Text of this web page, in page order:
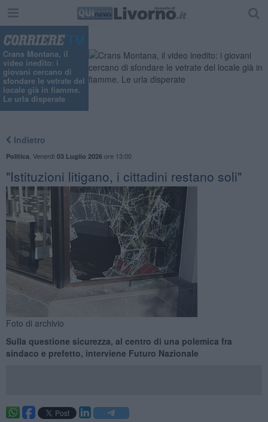
Crans Montana, il
video inedito: i
giovani cercano di
sfondare le vetrate del
locale già in fiamme.
Le urla disperate
Indietro
Politica Venerdì 03 Luglio 2026ore 13:00
"Istituzioni litigano, i cittadini restano soli"
Foto di archivio
Sulla questione sicurezza, al centro di una polemica fra
sindaco e prefetto, interviene Futuro Nazionale